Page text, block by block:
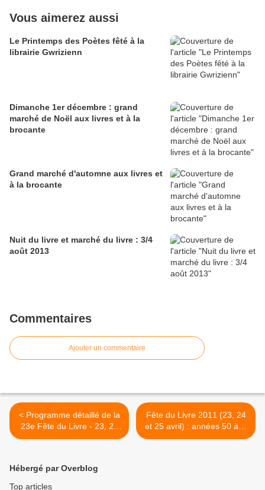
Vous aimerez aussi
Le Printemps des Poètes fêté à la
librairie Gwrizienn
Dimanche 1er décembre : grand
marché de Noël aux livres et à la
brocante
Grand marché d'automne aux livres et
à la brocante
Nuit du livre et marché du livre : 3/4
août 2013
Commentaires
Ajouter un commentaire
< Programme détaillé de la
23e Fête du Livre - 23, 24
et 25 avril 2011
Fête du Livre 2011 (23, 24
et 25 avril) : années 50 à la
librairie de la Porte Saint-
Hébergé par Overblog
Top articles